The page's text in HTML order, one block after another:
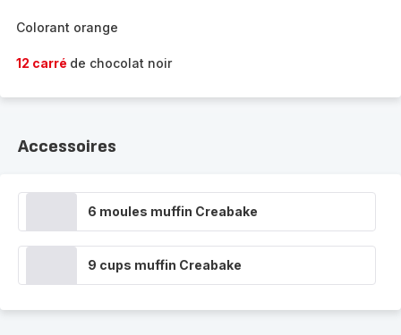
Colorant orange
12 carré de chocolat noir
Accessoires
6 moules muffin Creabake
9 cups muffin Creabake